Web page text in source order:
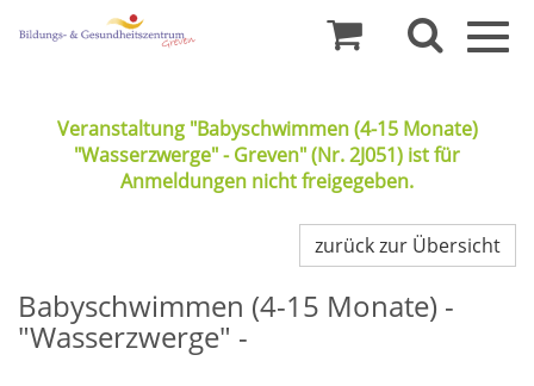
Veranstaltung "Babyschwimmen (4-15 Monate)
"Wasserzwerge" - Greven" (Nr. 2J051) ist für
Anmeldungen nicht freigegeben.
zurück zur Übersicht
Babyschwimmen (4-15 Monate) -
"Wasserzwerge" -